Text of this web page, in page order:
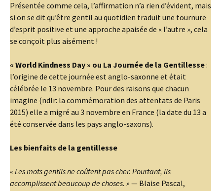
Présentée comme cela, l’affirmation n’a rien d’évident, mais
si on se dit qu’être gentil au quotidien traduit une tournure
d’esprit positive et une approche apaisée de « l’autre », cela
se conçoit plus aisément !
« World Kindness Day » ou La Journée de la Gentillesse:
l’origine de cette journée est anglo-saxonne et était
célébrée le 13 novembre. Pour des raisons que chacun
imagine (ndlr: la commémoration des attentats de Paris
2015) elle a migré au 3 novembre en France (la date du 13 a
été conservée dans les pays anglo-saxons).
Les bienfaits de la gentillesse
« Les mots gentils ne coûtent pas cher. Pourtant, ils
accomplissent beaucoup de choses. » — Blaise Pascal,